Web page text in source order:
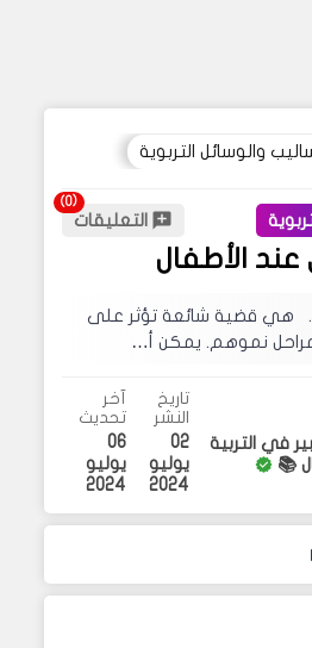
والوسائل التربوية
التعليقات
عند الأطفال
هي قضية شائعة تؤثر على
مراحل نموهم. يمكن أ…
في التربية
📚
تاريخ
النشر
02
يوليو
2024
آخر
تحديث
06
يوليو
2024